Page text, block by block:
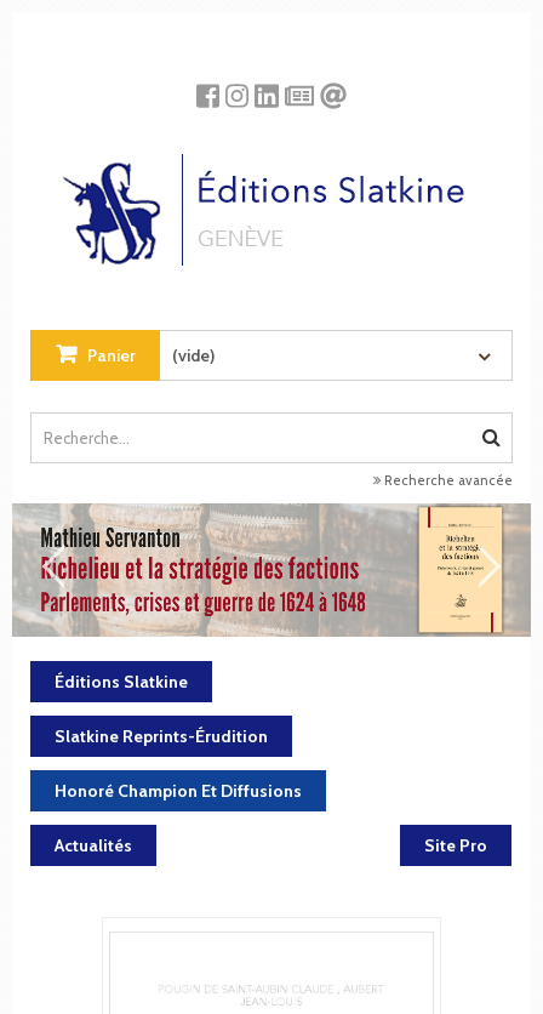
Panier (vide)
Recherche avancée
Éditions Slatkine
Slatkine Reprints-Érudition
Honoré Champion Et Diffusions
Actualités Site Pro